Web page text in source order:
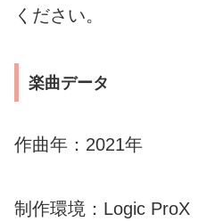
ください。
楽曲データ
作曲年：2021年
制作環境：Logic ProX